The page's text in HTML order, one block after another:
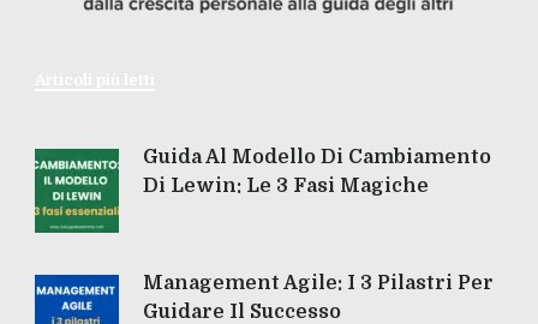
Guida Al Modello Di Cambiamento
Di Lewin: Le 3 Fasi Magiche
Management Agile: I 3 Pilastri Per
Guidare Il Successo